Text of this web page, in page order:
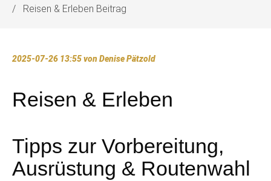
Reisen & Erleben Beitrag
2025-07-26 13:55von Denise Pätzold
Reisen & Erleben
Tipps zur Vorbereitung,
Ausrüstung & Routenwahl